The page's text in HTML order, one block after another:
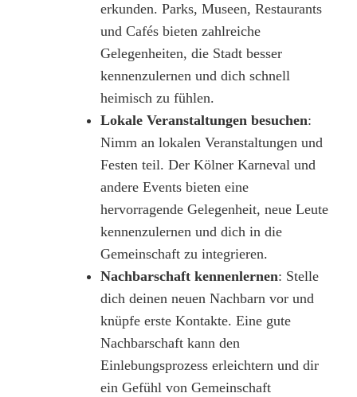
erkunden. Parks, Museen, Restaurants
und Cafés bieten zahlreiche
Gelegenheiten, die Stadt besser
kennenzulernen und dich schnell
heimisch zu fühlen.
Lokale Veranstaltungen besuchen:
Nimm an lokalen Veranstaltungen und
Festen teil. Der Kölner Karneval und
andere Events bieten eine
hervorragende Gelegenheit, neue Leute
kennenzulernen und dich in die
Gemeinschaft zu integrieren.
Nachbarschaft kennenlernen: Stelle
dich deinen neuen Nachbarn vor und
knüpfe erste Kontakte. Eine gute
Nachbarschaft kann den
Einlebungsprozess erleichtern und dir
ein Gefühl von Gemeinschaft